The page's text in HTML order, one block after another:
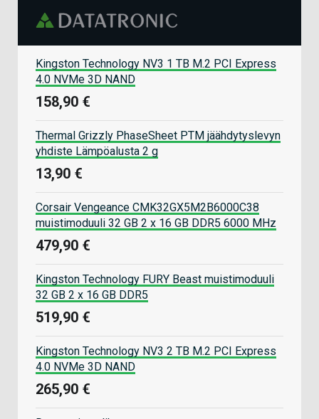
Kingston Technology NV3 1 TB M.2 PCI Express
4.0 NVMe 3D NAND
158,90 €
Thermal Grizzly PhaseSheet PTM jäähdytyslevyn
yhdiste Lämpöalusta 2 g
13,90 €
Corsair Vengeance CMK32GX5M2B6000C38
muistimoduuli 32 GB 2 x 16 GB DDR5 6000 MHz
479,90 €
Kingston Technology FURY Beast muistimoduuli
32 GB 2 x 16 GB DDR5
519,90 €
Kingston Technology NV3 2 TB M.2 PCI Express
4.0 NVMe 3D NAND
265,90 €